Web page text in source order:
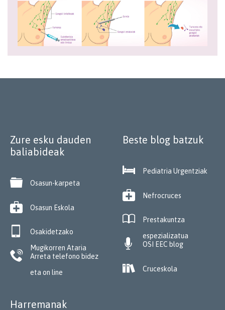
Zure esku dauden
baliabideak
 Osasun-karpeta
 Osasun Eskola

Osakidetzako
Mugikorren Ataria

Arreta telefono bidez
eta on line
Beste blog batzuk
 Pediatria Urgentziak
 Nefrocruces

Prestakuntza
espezializatua
 OSI EEC blog
 Cruceskola
Harremanak